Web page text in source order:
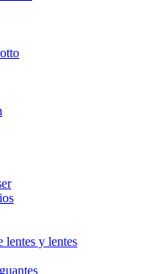
lentes y lentes